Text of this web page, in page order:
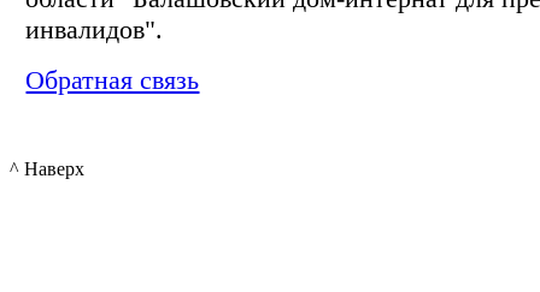
инвалидов".
Обратная связь
^ Наверх